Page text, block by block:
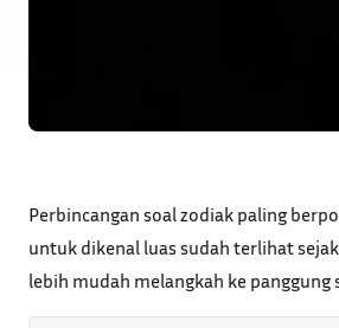
Perbincangan soal zodiak paling
untuk dikenal luas sudah terlihat
lebih mudah melangkah ke panggung